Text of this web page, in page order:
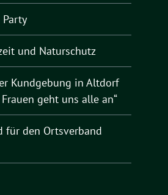
und Naturschutz
Kundgebung in Altdorf
geht uns alle an“
für den Ortsverband